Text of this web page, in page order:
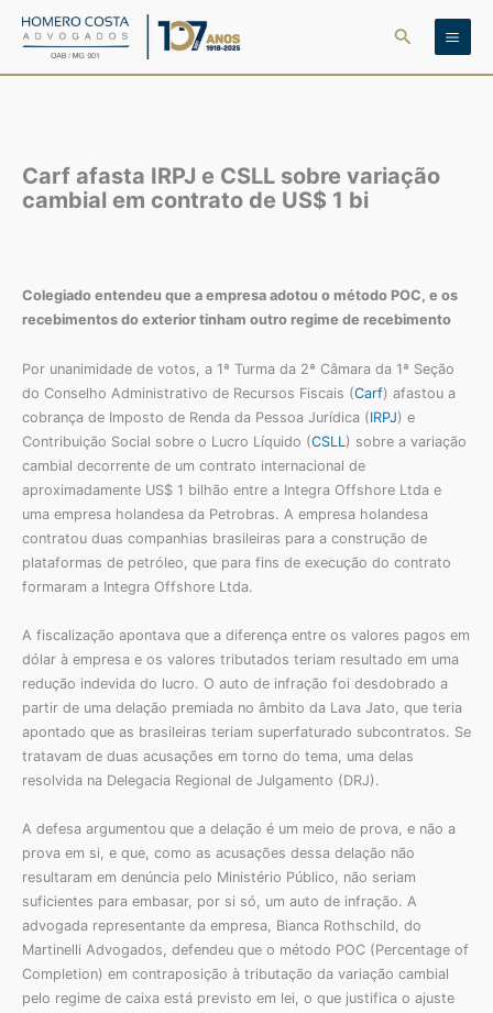
para
Pesquisar
Carf afasta IRPJ e CSLL sobre variação
cambial em contrato de US$ 1 bi
Colegiado entendeu que a empresa adotou o método POC, e os
recebimentos do exterior tinham outro regime de recebimento
Por unanimidade de votos, a 1ª Turma da 2ª Câmara da 1ª Seção
do Conselho Administrativo de Recursos Fiscais (Carf) afastou a
cobrança de Imposto de Renda da Pessoa Jurídica (IRPJ) e
Contribuição Social sobre o Lucro Líquido (CSLL ) sobre a variação
cambial decorrente de um contrato internacional de
aproximadamente US$ 1 bilhão entre a Integra Offshore Ltda e
uma empresa holandesa da Petrobras. A empresa holandesa
contratou duas companhias brasileiras para a construção de
plataformas de petróleo, que para fins de execução do contrato
formaram a Integra Offshore Ltda.
A fiscalização apontava que a diferença entre os valores pagos em
dólar à empresa e os valores tributados teriam resultado em uma
redução indevida do lucro. O auto de infração foi desdobrado a
partir de uma delação premiada no âmbito da Lava Jato, que teria
apontado que as brasileiras teriam superfaturado subcontratos. Se
tratavam de duas acusações em torno do tema, uma delas
resolvida na Delegacia Regional de Julgamento (DRJ).
A defesa argumentou que a delação é um meio de prova, e não a
prova em si, e que, como as acusações dessa delação não
resultaram em denúncia pelo Ministério Público, não seriam
suficientes para embasar, por si só, um auto de infração. A
advogada representante da empresa, Bianca Rothschild, do
Martinelli Advogados, defendeu que o método POC (Percentage of
Completion) em contraposição à tributação da variação cambial
pelo regime de caixa está previsto em lei, o que justifica o ajuste